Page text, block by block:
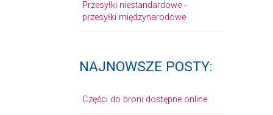
Przesyłki niestandardowe -
przesyłki międzynarodowe
NAJNOWSZE POSTY:
Części do broni dostępne online